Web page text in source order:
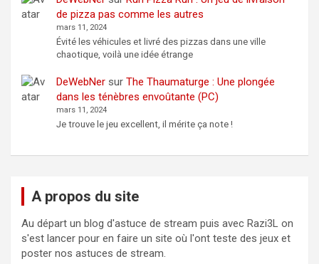
de pizza pas comme les autres
mars 11, 2024
Évité les véhicules et livré des pizzas dans une ville
chaotique, voilà une idée étrange
DeWebNersur The Thaumaturge : Une plongée
dans les ténèbres envoûtante (PC)
mars 11, 2024
Je trouve le jeu excellent, il mérite ça note !
A propos du site
Au départ un blog d'astuce de stream puis avec Razi3L on
s'est lancer pour en faire un site où l'ont teste des jeux et
poster nos astuces de stream.